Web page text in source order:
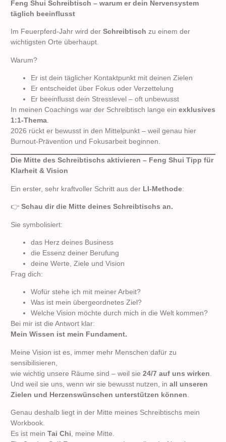
Feng Shui Schreibtisch – warum er dein Nervensystem
täglich beeinflusst
Im Feuerpferd-Jahr wird der Schreibtisch zu einem der
wichtigsten Orte überhaupt.
Warum?
Er ist dein täglicher Kontaktpunkt mit deinen Zielen
Er entscheidet über Fokus oder Verzettelung
Er beeinflusst dein Stresslevel – oft unbewusst
In meinen Coachings war der Schreibtisch lange ein exklusives
1:1-Thema
2026 rückt er bewusst in den Mittelpunkt – weil genau hier
Burnout-Prävention und Fokusarbeit beginnen.
Die Mitte des Schreibtischs aktivieren – Feng Shui Tipp für
Klarheit & Vision
Ein erster, sehr kraftvoller Schritt aus der LI-Methode:
👉 Schau dir die Mitte deines Schreibtischs an.
Sie symbolisiert:
das Herz deines Business
die Essenz deiner Berufung
deine Werte, Ziele und Vision
Frag dich:
Wofür stehe ich mit meiner Arbeit?
Was ist mein übergeordnetes Ziel?
Welche Vision möchte durch mich in die Welt kommen?
Bei mir ist die Antwort klar:
Mein Wissen ist mein Fundament.
Meine Vision ist es, immer mehr Menschen dafür zu
sensibilisieren,
wie wichtig unsere Räume sind – weil sie 24/7 auf uns wirken
Und weil sie uns, wenn wir sie bewusst nutzen, in all unseren
Zielen und Herzenswünschen unterstützen können
Genau deshalb liegt in der Mitte meines Schreibtischs mein
Workbook.
Es ist mein Tai Chi , meine Mitte.